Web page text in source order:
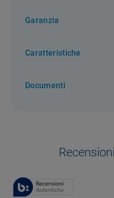
Garanzia
Caratteristiche
Documenti